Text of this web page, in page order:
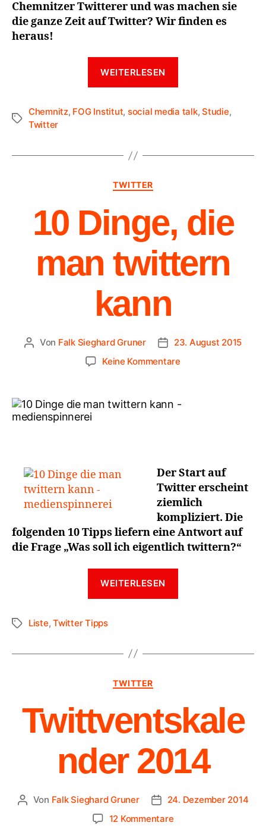
Chemnitzer Twitterer und was machen sie
die ganze Zeit auf Twitter? Wir finden es
heraus!
WEITERLESEN
Chemnitz, FOG Institut, social media talk,Studie,
Twitter
TWITTER
10 Dinge, die
man twittern
kann
Von Falk Sieghard Gruner
23. August 2015
Keine Kommentare
Der Start auf
Twitter erscheint
ziemlich
kompliziert. Die
folgenden 10 Tipps liefern eine Antwort auf
die Frage „Was soll ich eigentlich twittern?“
WEITERLESEN
Liste,Twitter Tipps
TWITTER
Twittventskale
nder 2014
Von Falk Sieghard Gruner
24. Dezember 2014
12 Kommentare